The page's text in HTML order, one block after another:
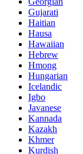
Gujarati
Haitian
Hausa
Hawaiian
Hebrew
Hmong
Hungarian
Icelandic
Igbo
Javanese
Kannada
Kazakh
Khmer
Kurdish